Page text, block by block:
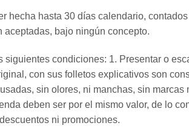
hecha hasta 30 días calendario,
bajo ningún concepto.
condiciones: 1. Presentar o
con sus folletos explicativos son
sin olores, ni manchas, sin
deben ser por el mismo valor, de lo
ni promociones.